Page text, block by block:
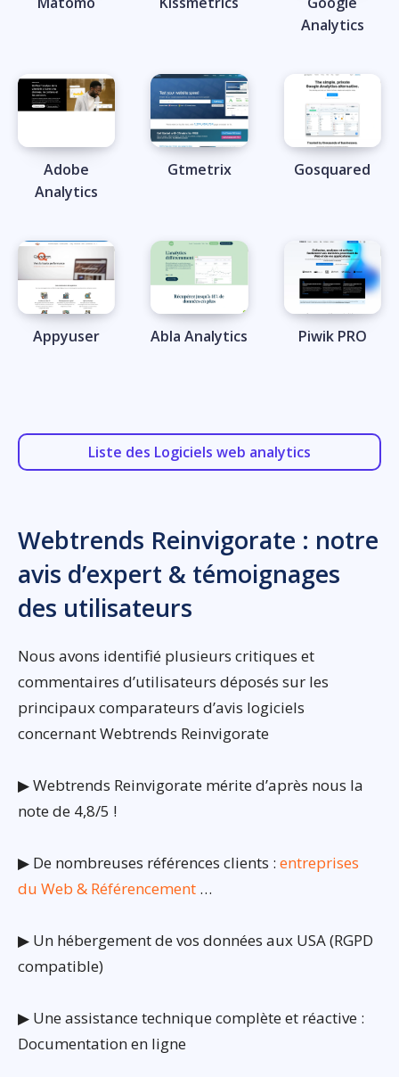
Analytics
Adobe
Analytics
Gtmetrix Gosquared
Appyuser Abla Analytics Piwik PRO
Liste des Logiciels web analytics
Webtrends Reinvigorate : notre
avis d’expert & témoignages
des utilisateurs
Nous avons identifié plusieurs critiques et
commentaires d’utilisateurs déposés sur les
principaux comparateurs d’avis logiciels
concernant Webtrends Reinvigorate
▶ Webtrends Reinvigorate mérite d’après nous la
note de 4,8/5 !
▶ De nombreuses références clients : entreprises
du Web & Référencement …
▶ Un hébergement de vos données aux USA (RGPD
compatible)
▶ Une assistance technique complète et réactive :
Documentation en ligne